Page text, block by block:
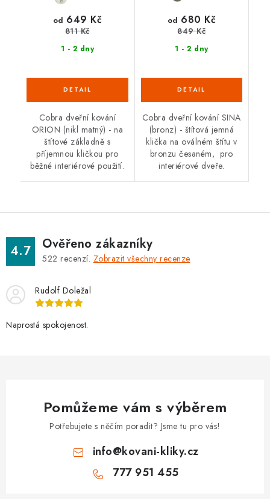
1 - 2 dny
od 649 Kč
811 Kč
Cobra dveřní kování
ORION (nikl matný) - na
štítové základně s
příjemnou kličkou pro
běžné interiérové použití.
1 - 2 dny
od 680 Kč
849 Kč
Cobra dveřní kování SINA
(bronz) - štítová jemná
klička na oválném štítu v
bronzu česaném, pro
interiérové dveře.
4.7 Ověřeno zákazníky
522 recenzí. Zobrazit všechny recenze
Rudolf Doležal
Naprostá spokojenost.
Pomůžeme vám s výběrem
Potřebujete s něčím poradit? Jsme tu pro vás!
info@kovani-kliky.cz
777 951 455